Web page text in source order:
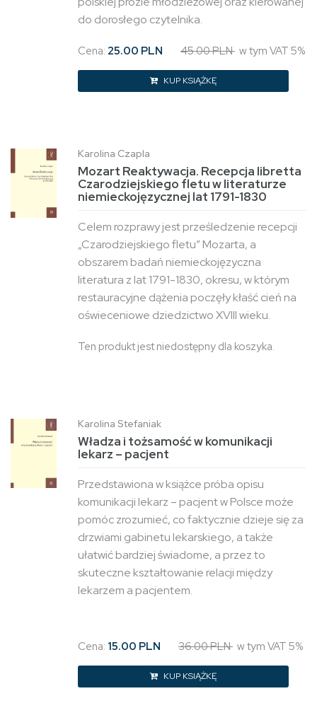
do dorosłego czytelnika.
Cena: 25.00 PLN 45.00 PLN w tym VAT 5%
KUP KSIĄŻKĘ
Karolina Czapla
Mozart Reaktywacja. Recepcja libretta
Czarodziejskiego fletu w literaturze
niemieckojęzycznej lat 1791-1830
Celem rozprawy jest prześledzenie recepcji
„Czarodziejskiego fletu” Mozarta, a
obszarem badań niemieckojęzyczna
literatura z lat 1791-1830, okresu, w którym
restauracyjne dążenia poczęły kłaść cień na
oświeceniowe dziedzictwo XVIII wieku.
Ten produkt jest niedostępny dla koszyka.
Karolina Stefaniak
Władza i tożsamość w komunikacji
lekarz – pacjent
Przedstawiona w książce próba opisu
komunikacji lekarz – pacjent w Polsce może
pomóc zrozumieć, co faktycznie dzieje się za
drzwiami gabinetu lekarskiego, a także
ułatwić bardziej świadome, a przez to
skuteczne kształtowanie relacji między
lekarzem a pacjentem.
Cena: 15.00 PLN 36.00 PLN w tym VAT 5%
KUP KSIĄŻKĘ